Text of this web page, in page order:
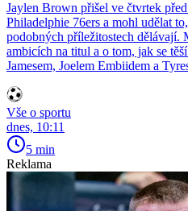
Jaylen Brown přišel ve čtvrtek
Philadelphie 76ers a mohl udělat
podobných příležitostech dělávají.
ambicích na titul a o tom, jak se
Jamesem, Joelem Embiidem a
Vše o sportu
dnes, 10:11
5 min
Reklama